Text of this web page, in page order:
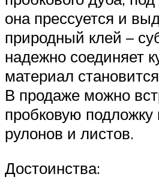
она прессуется и
природный клей –
надежно соединяет
материал
В продаже можно
пробковую подложку
рулонов и листов.
Достоинства: